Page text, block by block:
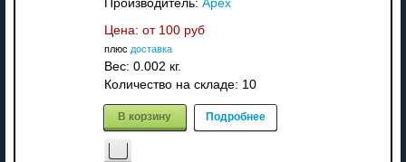
Производитель: Apex
Цена: от 100 руб
плюс доставка
Вес: 0.002 кг.
Количество на складе: 10
В корзину Подробнее